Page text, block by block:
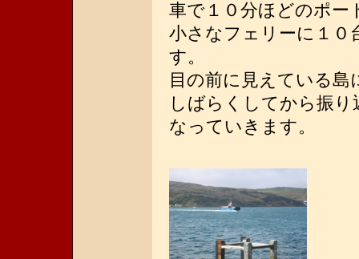
車で１０分ほどのポー
小さなフェリーに１０
す。
目の前に見えている
しばらくしてから振
なっていきます。